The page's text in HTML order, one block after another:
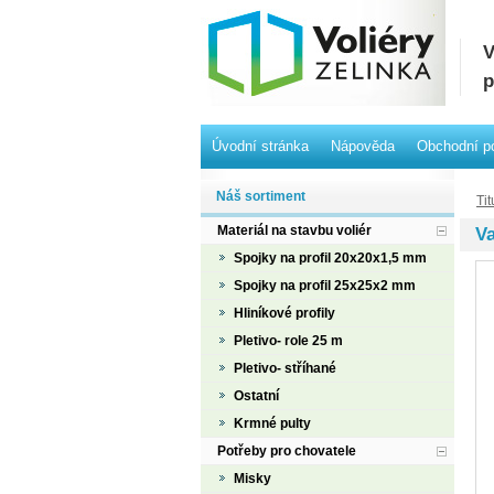
Úvodní stránka Nápověda Obchodní
Náš sortiment
Materiál na stavbu voliér
Spojky na profil 20x20x1,5 mm
Spojky na profil 25x25x2 mm
Hliníkové profily
Pletivo- role 25 m
Pletivo- stříhané
Ostatní
Krmné pulty
Potřeby pro chovatele
Misky